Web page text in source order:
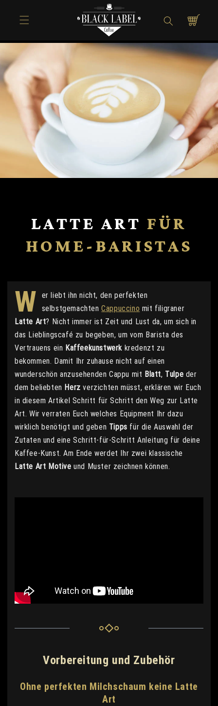
Inhalt
Warenkorb
LATTE ART FÜR
HOME-BARISTAS
W
er liebt ihn nicht, den perfekten
selbstgemachtenCappuccino mit filigraner
Latte Art? Nicht immer ist Zeit und Lust da, um sich in
das Lieblingscafé zu begeben, um vom Barista des
Vertrauens ein Kaffeekunstwerk kredenzt zu
bekommen. Damit Ihr zuhause nicht auf einen
wunderschön anzusehenden Cappu mit Blatt, Tulpe der
dem beliebten Herzverzichten müsst, erklären wir Euch
in diesem Artikel Schritt für Schritt den Weg zur Latte
Art. Wir verraten Euch welches Equipment Ihr dazu
wirklich benötigt und geben Tipps für die Auswahl der
Zutaten und eine Schritt-für-Schritt Anleitung für deine
Kaffee-Kunst. Am Ende werdet Ihr zwei klassische
Latte Art Motive und Muster zeichnen können.
Vorbereitung und Zubehör
Ohne perfekten Milchschaum keine Latte
Art